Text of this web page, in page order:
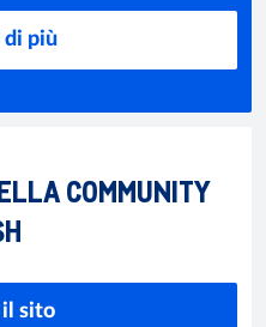
di più
COMMUNITY
sito